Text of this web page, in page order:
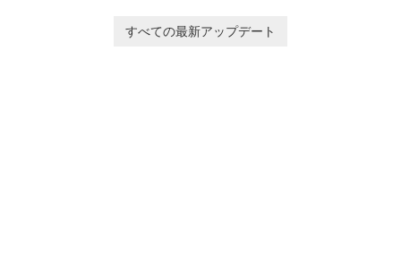
individuals and teamsすべての最新アップデート